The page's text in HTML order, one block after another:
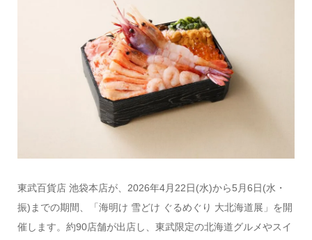
東武百貨店 池袋本店が、2026年4月22日(水)から5月6日(水・
振)までの期間、「海明け 雪どけ ぐるめぐり 大北海道展」を開
催します。約90店舗が出店し、東武限定の北海道グルメやスイ